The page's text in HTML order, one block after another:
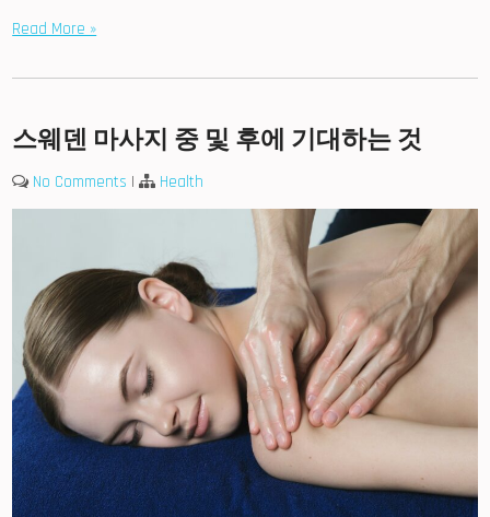
Read More »
스웨덴 마사지 중 및 후에 기대하는 것
No Comments | Health